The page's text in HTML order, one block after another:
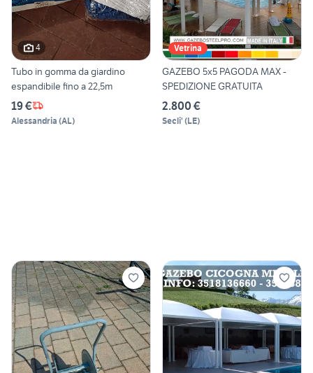
4
Tubo in gomma da giardino
espandibile fino a 22,5m
19 €
Alessandria (AL)
Vetrina
GAZEBO 5x5 PAGODA MAX -
SPEDIZIONE GRATUITA
2.800 €
Secli' (LE)